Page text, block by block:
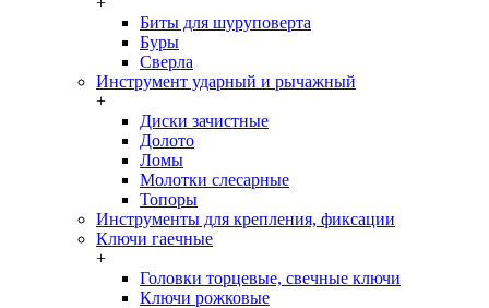
Биты для шуруповерта
Буры
Сверла
Инструмент ударный и рычажный
+
Диски зачистные
Долото
Ломы
Молотки слесарные
Топоры
Инструменты для крепления, фиксации
Ключи гаечные
+
Головки торцевые, свечные ключи
Ключи рожковые